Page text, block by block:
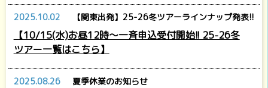
2025.10.02 【関東出発】25-26冬ツアーラインナップ発表!!
【10/15(水)お昼12時～一斉申込受付開始!! 25-26冬
ツアー一覧はこちら】
2025.08.26
夏季休業のお知らせ